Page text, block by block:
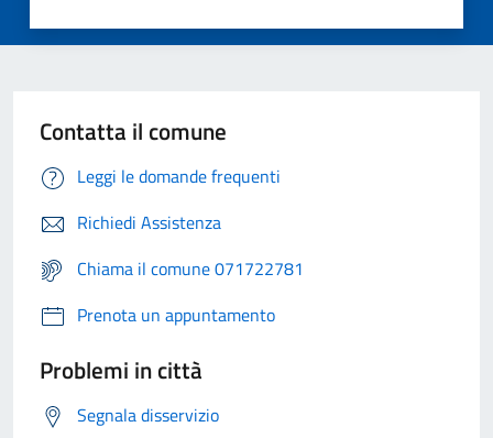
Contatta il comune
Leggi le domande frequenti
Richiedi Assistenza
Chiama il comune 071722781
Prenota un appuntamento
Problemi in città
Segnala disservizio